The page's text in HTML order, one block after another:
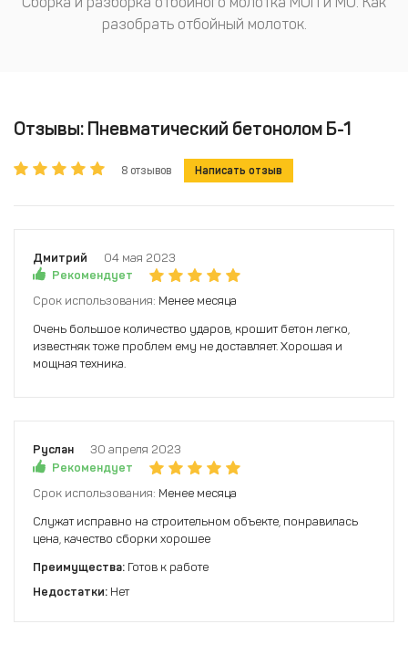
разобрать отбойный молоток.
Отзывы: Пневматический бетонолом Б-1
8 отзывов Написать отзыв
Дмитрий
04 мая 2023
Рекомендует
Срок использования: Менее месяца
Очень большое количество ударов, крошит бетон легко,
известняк тоже проблем ему не доставляет. Хорошая и
мощная техника.
Руслан
30 апреля 2023
Рекомендует
Срок использования: Менее месяца
Служат исправно на строительном объекте, понравилась
цена, качество сборки хорошее
Преимущества: Готов к работе
Недостатки: Нет